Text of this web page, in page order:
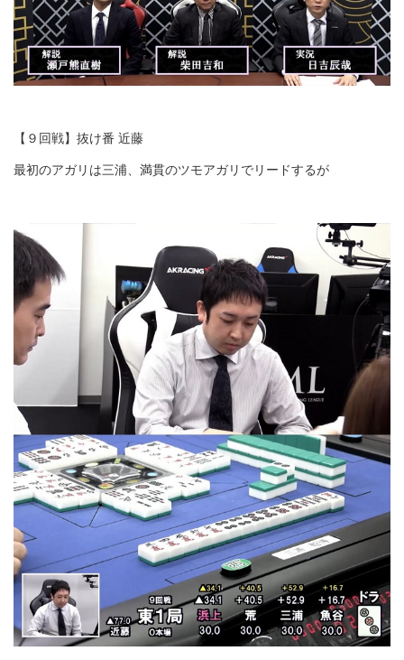
【９回戦】抜け番 近藤
最初のアガリは三浦、満貫のツモアガリでリードするが